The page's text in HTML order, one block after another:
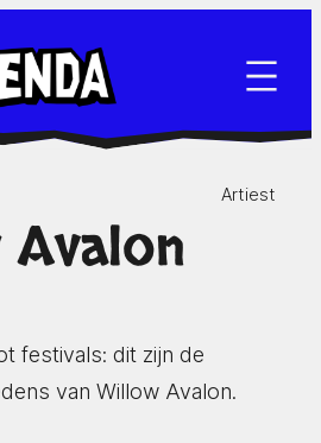
Artiest
festivals: dit zijn de
van Willow Avalon.